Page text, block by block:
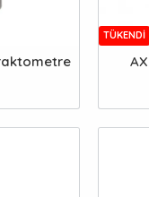
TÜKENDI